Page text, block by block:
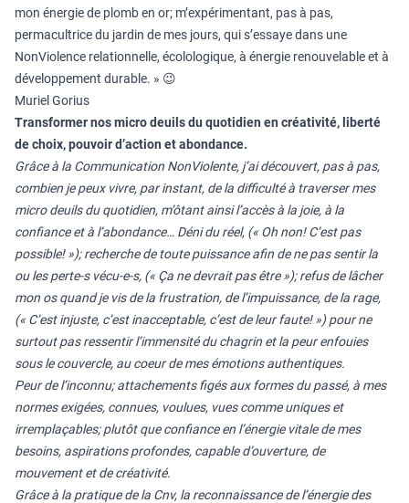
mon énergie de plomb en or; m’expérimentant, pas à pas,
permacultrice du jardin de mes jours, qui s’essaye dans une
NonViolence relationnelle, écolologique, à énergie renouvelable et à
développement durable. » 😉
Muriel Gorius
Transformer nos micro deuils du quotidien en créativité, liberté
de choix, pouvoir d’action et abondance.
Grâce à la Communication NonViolente, j’ai découvert, pas à pas,
combien je peux vivre, par instant, de la difficulté à traverser mes
micro deuils du quotidien, m’ôtant ainsi l’accès à la joie, à la
confiance et à l’abondance… Déni du réel, (« Oh non! C’est pas
possible! »); recherche de toute puissance afin de ne pas sentir la
ou les perte-s vécu-e-s, (« Ça ne devrait pas être »); refus de lâcher
mon os quand je vis de la frustration, de l’impuissance, de la rage,
(« C’est injuste, c’est inacceptable, c’est de leur faute! ») pour ne
surtout pas ressentir l’immensité du chagrin et la peur enfouies
sous le couvercle, au coeur de mes émotions authentiques.
Peur de l’inconnu; attachements figés aux formes du passé, à mes
normes exigées, connues, voulues, vues comme uniques et
irremplaçables; plutôt que confiance en l’énergie vitale de mes
besoins, aspirations profondes, capable d’ouverture, de
mouvement et de créativité.
Grâce à la pratique de la Cnv, la reconnaissance de l’énergie des